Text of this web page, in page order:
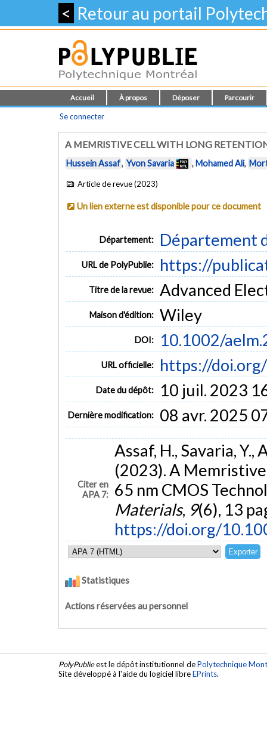
< Retour au portail
Accueil À propos Déposer Parcourir
Se connecter
A MEMRISTIVE CELL WITH LONG
Hussein Assaf, Yvon Savaria ,Mohamed Ali,
Article de revue (2023)
Un lien externe est disponible pour ce document
Département: Département
URL de PolyPublie: https://
Titre de la revue: Advanced
Maison d'édition: Wiley
DOI: 10.1002/
URL officielle: https://
Date du dépôt: 10 juil. 2023
Dernière modification: 08 avr. 2025
Citer en
APA 7:
Assaf, H., Savaria, Y.,
(2023). A
65 nm CMOS
Materials, 9(6), 13
https://doi.org/
Statistiques
Actions réservées au personnel
PolyPublieest le dépôt institutionnel dePolytechnique
Site développé à l'aide du logiciel libreEPrints.